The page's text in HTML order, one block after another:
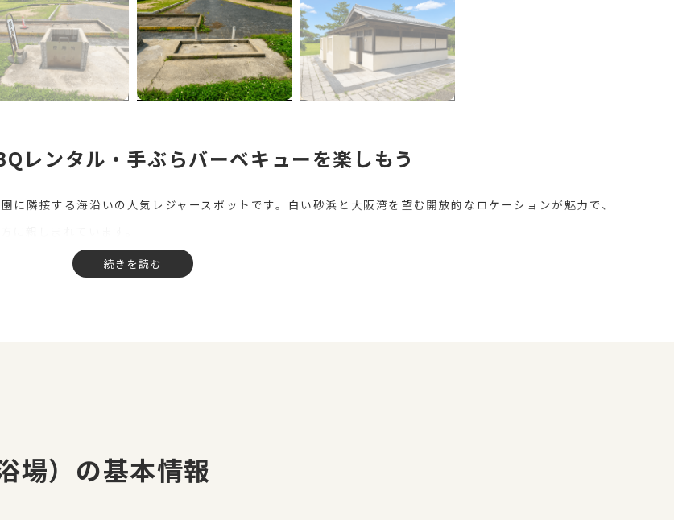
レンタル・手ぶらバーベキューを楽しもう
隣接する海沿いの人気レジャースポットです。白い砂浜と大阪湾を望む開放的なロケーションが魅力で、
生グループ、会社のレクリエーションにもぴったりです。普段の公園BBQとは違い、海風を感じながらゆ
場）の基本情報